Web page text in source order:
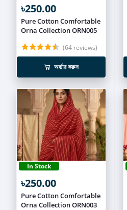
৳250.00
Pure Cotton Comfortable
Orna Collection ORN005
(64 reviews)
অর্ডার করুন
In Stock
৳250.00
Pure Cotton Comfortable
Orna Collection ORN003